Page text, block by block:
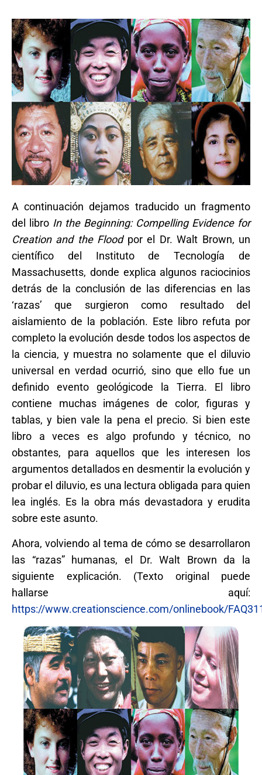
A continuación dejamos traducido un fragmento
del libro In the Beginning: Compelling Evidence for
Creation and the Floodpor el Dr. Walt Brown, un
científico del Instituto de Tecnología de
Massachusetts, donde explica algunos raciocinios
detrás de la conclusión de las diferencias en las
‘razas’ que surgieron como resultado del
aislamiento de la población. Este libro refuta por
completo la evolución desde todos los aspectos de
la ciencia, y muestra no solamente que el diluvio
universal en verdad ocurrió, sino que ello fue un
definido evento geológicode la Tierra. El libro
contiene muchas imágenes de color, figuras y
tablas, y bien vale la pena el precio. Si bien este
libro a veces es algo profundo y técnico, no
obstantes, para aquellos que les interesen los
argumentos detallados en desmentir la evolución y
probar el diluvio, es una lectura obligada para quien
lea inglés. Es la obra más devastadora y erudita
sobre este asunto.
Ahora, volviendo al tema de cómo se desarrollaron
las “razas” humanas, el Dr. Walt Brown da la
siguiente explicación. (Texto original puede
hallarse aquí:
https://www.creationscience.com/onlinebook/